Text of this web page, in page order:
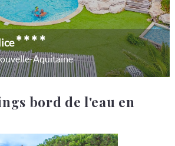
****
Aquitaine
bord de l'eau en